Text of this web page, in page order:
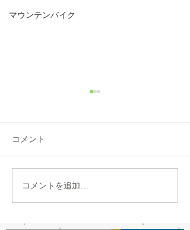
マウンテンバイク
本日8/6（木）は修理多数に
より、12：00から他店販売の
す。 明日以降のご来店をお願
いします。
コメント
コメントを追加…